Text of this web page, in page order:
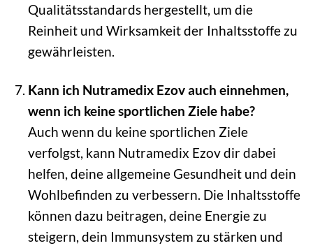
Qualitätsstandards hergestellt, um die
Reinheit und Wirksamkeit der Inhaltsstoffe zu
gewährleisten.
Kann ich Nutramedix Ezov auch einnehmen,
wenn ich keine sportlichen Ziele habe?
Auch wenn du keine sportlichen Ziele
verfolgst, kann Nutramedix Ezov dir dabei
helfen, deine allgemeine Gesundheit und dein
Wohlbefinden zu verbessern. Die Inhaltsstoffe
können dazu beitragen, deine Energie zu
steigern, dein Immunsystem zu stärken und